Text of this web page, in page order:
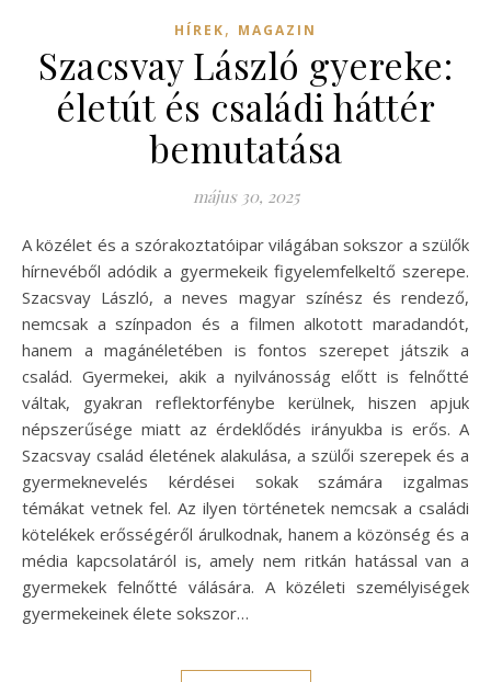
HÍREK, MAGAZIN
Szacsvay László gyereke:
életút és családi háttér
bemutatása
május 30, 2025
A közélet és a szórakoztatóipar világában sokszor a szülők
hírnevéből adódik a gyermekeik figyelemfelkeltő szerepe.
Szacsvay László, a neves magyar színész és rendező,
nemcsak a színpadon és a filmen alkotott maradandót,
hanem a magánéletében is fontos szerepet játszik a
család. Gyermekei, akik a nyilvánosság előtt is felnőtté
váltak, gyakran reflektorfénybe kerülnek, hiszen apjuk
népszerűsége miatt az érdeklődés irányukba is erős. A
Szacsvay család életének alakulása, a szülői szerepek és a
gyermeknevelés kérdései sokak számára izgalmas
témákat vetnek fel. Az ilyen történetek nemcsak a családi
kötelékek erősségéről árulkodnak, hanem a közönség és a
média kapcsolatáról is, amely nem ritkán hatással van a
gyermekek felnőtté válására. A közéleti személyiségek
gyermekeinek élete sokszor…